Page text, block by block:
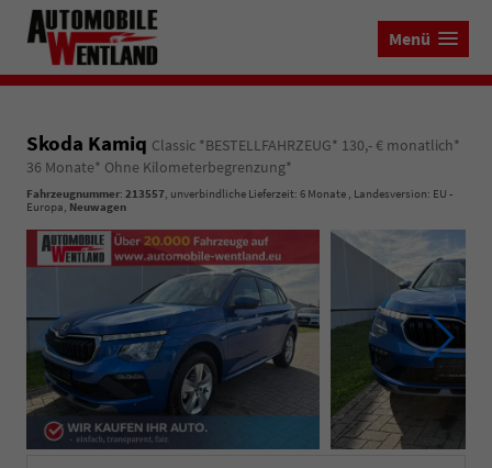
Menü
Skoda Kamiq Classic *BESTELLFAHRZEUG* 130,- € monatlich*
36 Monate* Ohne Kilometerbegrenzung*
Fahrzeugnummer: 213557, unverbindliche Lieferzeit: 6 Monate , Landesversion: EU -
Europa, Neuwagen